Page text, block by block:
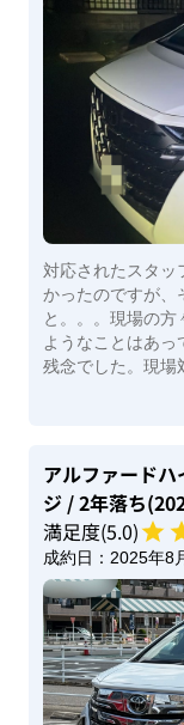
対応されたスタッ
かったのですが、
と。。。現場の
ようなことはあっ
残念でした。現場
アルファードハ
ジ / 2年落ち
満足度(5.0)
成約日： 2025年8